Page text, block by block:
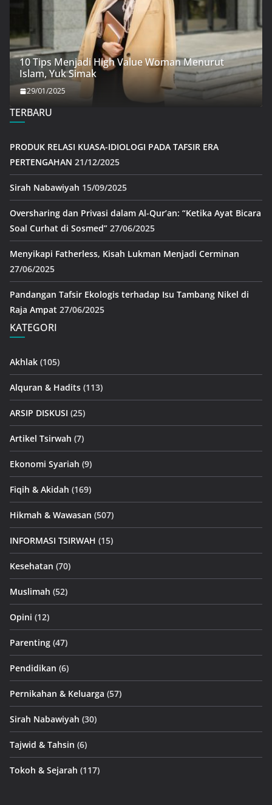
10 Tips Menjadi High Value Woman Menurut
Islam, Yuk Simak
29/01/2025
TERBARU
PRODUK RELASI KUASA-IDIOLOGI PADA TAFSIR ERA
PERTENGAHAN 21/12/2025
Sirah Nabawiyah 15/09/2025
Oversharing dan Privasi dalam Al-Qur’an: “Ketika Ayat Bicara
Soal Curhat di Sosmed” 27/06/2025
Menyikapi Fatherless, Kisah Lukman Menjadi Cerminan
27/06/2025
Pandangan Tafsir Ekologis terhadap Isu Tambang Nikel di
Raja Ampat 27/06/2025
KATEGORI
Akhlak (105)
Alquran & Hadits (113)
ARSIP DISKUSI (25)
Artikel Tsirwah (7)
Ekonomi Syariah (9)
Fiqih & Akidah (169)
Hikmah & Wawasan (507)
INFORMASI TSIRWAH (15)
Kesehatan (70)
Muslimah (52)
Opini (12)
Parenting (47)
Pendidikan (6)
Pernikahan & Keluarga (57)
Sirah Nabawiyah (30)
Tajwid & Tahsin (6)
Tokoh & Sejarah (117)